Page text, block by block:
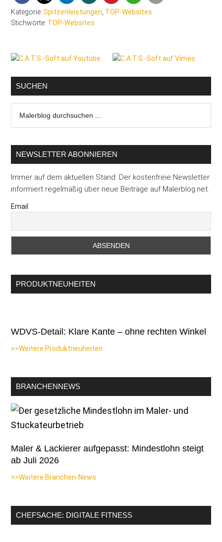
Kategorie:Spitzenleistungen TOP-Websites
Stichworte: TOP-Websites
Seitenspalte
SUCHEN
durchsuchen
NEWSLETTER ABONNIEREN
Immer auf dem aktuellen Stand. Der kostenfreie Newsletter
informiert regelmäßig über neue Beiträge auf Malerblog.net.
Email
PRODUKTNEUHEITEN
WDVS-Detail: Klare Kante – ohne rechten Winkel
>>Weitere Produktneuheiten
BRANCHENNEWS
Maler & Lackierer aufgepasst: Mindestlohn steigt
ab Juli 2026
>>Weitere Branchen-News
CHEFSACHE: DIGITALE FITNESS